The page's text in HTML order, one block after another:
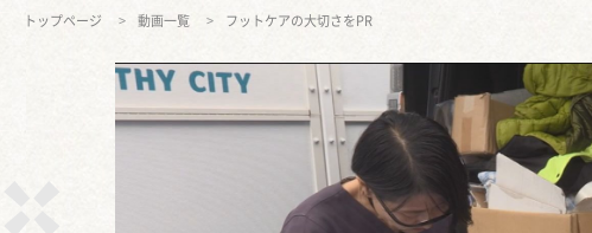
トップページ 動画一覧 フットケアの大切さをPR